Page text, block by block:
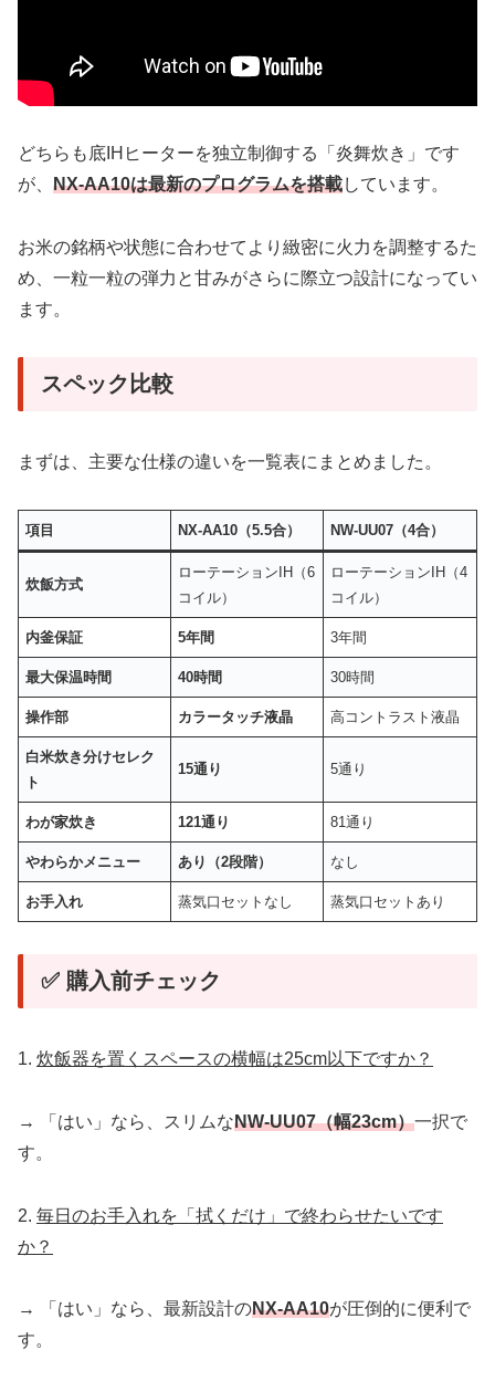
どちらも底IHヒーターを独立制御する「炎舞炊き」です
が、 NX-AA10は最新のプログラムを搭載しています。
お米の銘柄や状態に合わせてより緻密に火力を調整するた
め、一粒一粒の弾力と甘みがさらに際立つ設計になってい
ます。
スペック比較
まずは、主要な仕様の違いを一覧表にまとめました。
項目 NX-AA10（5.5合） NW-UU07（4合）
炊飯方式
ローテーションIH（6
コイル）
ローテーションIH（4
コイル）
内釜保証 5年間 3年間
最大保温時間 40時間 30時間
操作部 カラータッチ液晶 高コントラスト液晶
白米炊き分けセレク
ト
15通り 5通り
わが家炊き 121通り 81通り
やわらかメニュー あり（2段階） なし
お手入れ 蒸気口セットなし 蒸気口セットあり
✅ 購入前チェック
1. 炊飯器を置くスペースの横幅は25cm以下ですか？
→ 「はい」なら、スリムなNW-UU07（幅23cm）一択で
す。
2. 毎日のお手入れを「拭くだけ」で終わらせたいです
か？
→ 「はい」なら、最新設計のNX-AA10が圧倒的に便利で
す。